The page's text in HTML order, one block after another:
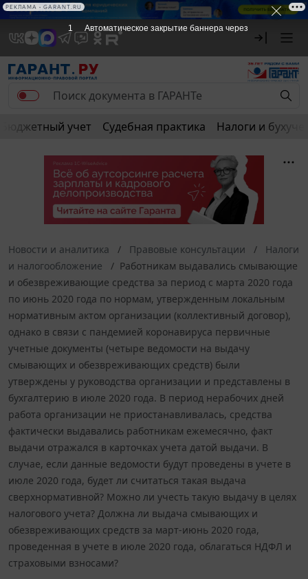
РЕКЛАМА
Бюджетный учет Судебная практика Налоги и
Новости и аналитика Правовые консультации
Налоги
и налогообложение
Работникам выдавались смывающие
и обезвреживающие средства за период с марта 2020 года
по июнь 2020 года по нормам, утвержденным локальным
нормативным актом организации (коллективный договор),
однако в связи с пандемией коронавируса первичные
учетные документы (четыре ведомости на выдачу
смывающих и обезвреживающих средств) были
утверждены у руководства организации и представлены в
бухгалтерию в июле 2020 года. В период нерабочих дней
работа организации не приостанавливалась, средства
фактически выдавались работникам ежемесячно, факт
выдачи отражался в карточках учета датой выдачи. В
случае, если данные ведомости будут проведены в учете в
июле 2020 года, будет ли считаться такая выдача
сверхнормативной? Можно ли учесть такую выдачу в целях
налогового учета? Должна ли выдача смывающих и
обезвреживающих средств за март-июнь 2020 года,
проведенная в учете в июле 2020 года, облагаться НДФЛ и
страховыми взносами?
1 Автоматическое закрытие баннера через
РЕКЛАМА • GARANT.RU